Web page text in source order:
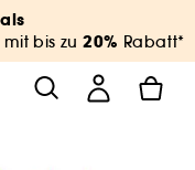
mit bis zu20% Rabatt*